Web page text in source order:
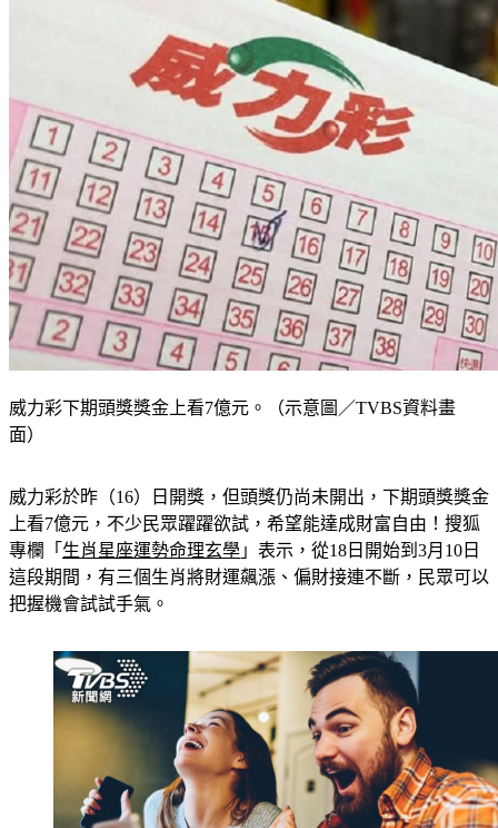
威力彩下期頭獎獎金上看7億元。（示意圖／TVBS資料畫
威力彩於昨（16）日開獎，但頭獎仍尚未開出，下期頭獎獎金
上看7億元，不少民眾躍躍欲試，希望能達成財富自由！搜狐
專欄「 生肖星座運勢命理玄學」表示，從18日開始到3月10日
這段期間，有三個生肖將財運飆漲、偏財接連不斷，民眾可以